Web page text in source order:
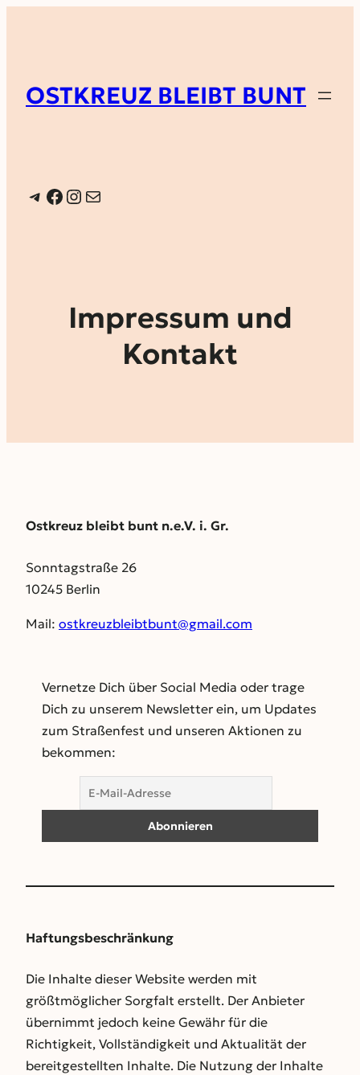
OSTKREUZ BLEIBT BUNT
Telegram
Facebook
Instagram
E-Mail
Impressum und
Kontakt
Ostkreuz bleibt bunt n.e.V. i. Gr.
Sonntagstraße 26
10245 Berlin
Mail: ostkreuzbleibtbunt@gmail.com
Vernetze Dich über Social Media oder trage
Dich zu unserem Newsletter ein, um Updates
zum Straßenfest und unseren Aktionen zu
bekommen:
Haftungsbeschränkung
Die Inhalte dieser Website werden mit
größtmöglicher Sorgfalt erstellt. Der Anbieter
übernimmt jedoch keine Gewähr für die
Richtigkeit, Vollständigkeit und Aktualität der
bereitgestellten Inhalte. Die Nutzung der Inhalte